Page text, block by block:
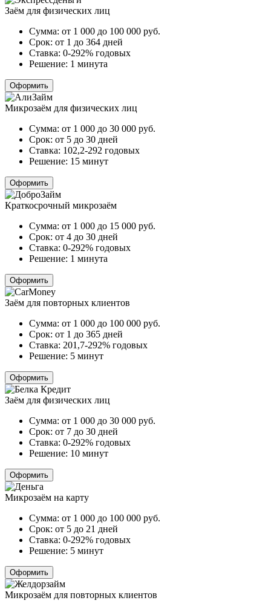
Заём для физических лиц
Сумма: от 1 000 до 100 000 руб.
Срок: от 1 до 364 дней
Ставка: 0-292% годовых
Решение: 1 минута
Оформить
Микрозаём для физических лиц
Сумма: от 1 000 до 30 000 руб.
Срок: от 5 до 30 дней
Ставка: 102,2-292 годовых
Решение: 15 минут
Оформить
Краткосрочный микрозаём
Сумма: от 1 000 до 15 000 руб.
Срок: от 4 до 30 дней
Ставка: 0-292% годовых
Решение: 1 минута
Оформить
Заём для повторных клиентов
Сумма: от 1 000 до 100 000 руб.
Срок: от 1 до 365 дней
Ставка: 201,7-292% годовых
Решение: 5 минут
Оформить
Заём для физических лиц
Сумма: от 1 000 до 30 000 руб.
Срок: от 7 до 30 дней
Ставка: 0-292% годовых
Решение: 10 минут
Оформить
Микрозаём на карту
Сумма: от 1 000 до 100 000 руб.
Срок: от 5 до 21 дней
Ставка: 0-292% годовых
Решение: 5 минут
Оформить
Микрозаём для повторных клиентов